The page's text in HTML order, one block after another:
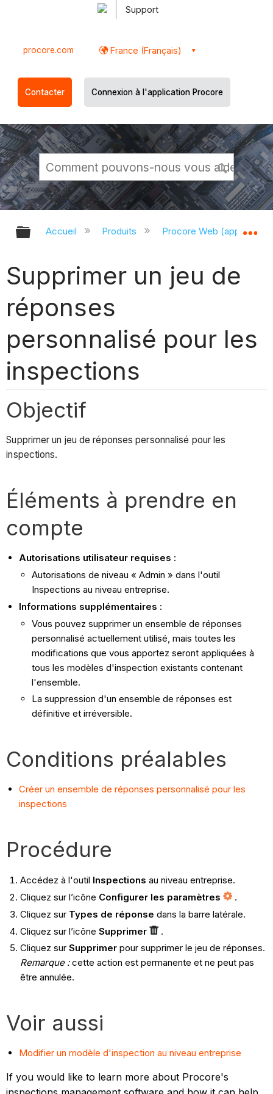
Support
procore.com France (Français)
Contacter Connexion à l'application Procore
Développer/réduire la hiérarchie
Accueil Produits Procore Web
Supprimer un jeu de
réponses
personnalisé pour les
inspections
Objectif
Supprimer un jeu de réponses personnalisé pour les
inspections.
Éléments à prendre en
compte
Autorisations utilisateur requises :
Autorisations de niveau « Admin » dans l'outil
Inspections au niveau entreprise.
Informations supplémentaires :
Vous pouvez supprimer un ensemble de réponses
personnalisé actuellement utilisé, mais toutes les
modifications que vous apportez seront appliquées à
tous les modèles d'inspection existants contenant
l'ensemble.
La suppression d'un ensemble de réponses est
définitive et irréversible.
Conditions préalables
Créer un ensemble de réponses personnalisé pour les
inspections
Procédure
Accédez à l'outil Inspections au niveau entreprise.
Cliquez sur l’icône Configurer les paramètres
.
Cliquez sur Types de réponse dans la barre latérale.
Cliquez sur l’icône Supprimer
.
Cliquez sur Supprimerpour supprimer le jeu de réponses.
Remarque :cette action est permanente et ne peut pas
être annulée.
Voir aussi
Modifier un modèle d'inspection au niveau entreprise
If you would like to learn more about Procore's